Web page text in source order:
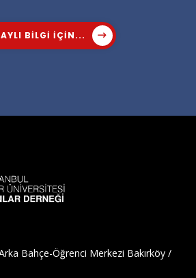
BILGI IÇIN...
Bahçe-Öğrenci Merkezi Bakırköy /